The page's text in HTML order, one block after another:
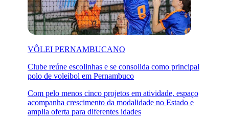
VÔLEI PERNAMBUCANO
Clube reúne escolinhas e se consolida como principal
polo de voleibol em Pernambuco
Com pelo menos cinco projetos em atividade, espaço
acompanha crescimento da modalidade no Estado e
amplia oferta para diferentes idades